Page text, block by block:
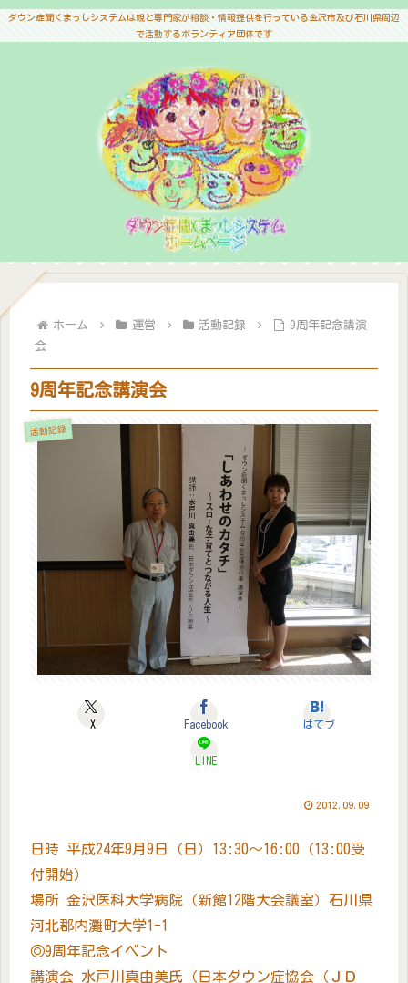
ダウン症聞くまっしシステムは親と専門家が相談・情報提供を行っている金沢市及び石川県周辺
で活動するボランティア団体です
ホーム 運営 活動記録
9周年記念講演
会
9周年記念講演会
活動記録
X Facebook はてブ
LINE
2012.09.09
日時 平成24年9月9日（日）13:30～16:00（13:00受
付開始）
場所 金沢医科大学病院（新館12階大会議室）石川県
河北郡内灘町大学1-1
◎9周年記念イベント
講演会 水戸川真由美氏（日本ダウン症協会（ＪＤ